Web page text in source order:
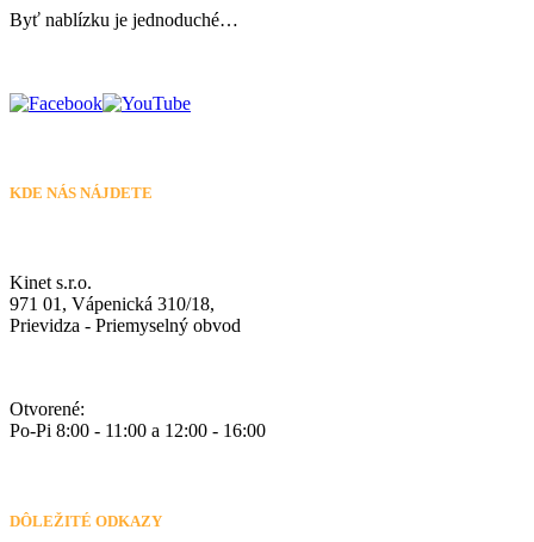
Byť nablízku je jednoduché…
KDE NÁS NÁJDETE
Kinet s.r.o.
971 01, Vápenická 310/18,
Prievidza - Priemyselný obvod
Otvorené:
Po-Pi 8:00 - 11:00 a 12:00 - 16:00
DÔLEŽITÉ ODKAZY